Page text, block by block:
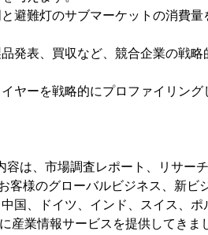
避難灯のサブマーケットの消費量
発表、買収など、競合企業の戦略
ヤーを戦略的にプロファイリング
は、市場調査レポート、リサー
客様のグローバルビジネス、新ビ
国、ドイツ、インド、スイス、ポ
産業情報サービスを提供してきま